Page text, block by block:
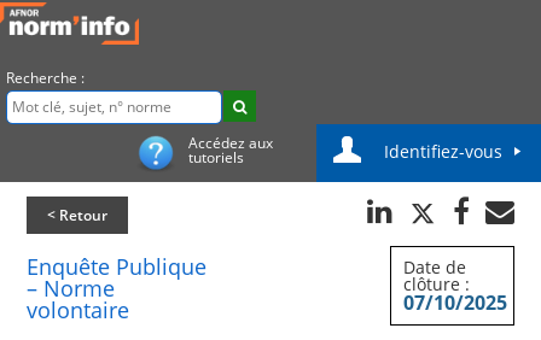
Recherche :
Accédez aux
tutoriels Identifiez-vous
< Retour
Enquête Publique
– Norme
volontaire
Date de
clôture :
07/10/2025